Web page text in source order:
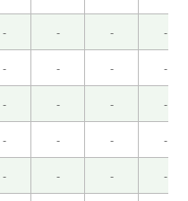
，不过我想开始听中
,在广州的哪家店吃什
常精彩的演出,一直
如愿以偿了。我期待
- - - -
- - - -
- - - -
- - - -
- - - -